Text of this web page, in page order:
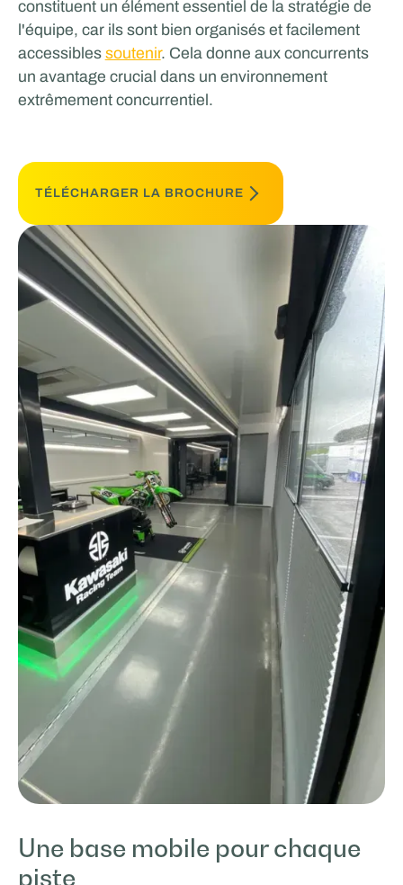
constituent un élément essentiel de la stratégie de
l'équipe, car ils sont bien organisés et facilement
accessibles soutenir. Cela donne aux concurrents
un avantage crucial dans un environnement
extrêmement concurrentiel.
TÉLÉCHARGER LA BROCHURE
Une base mobile pour chaque
piste